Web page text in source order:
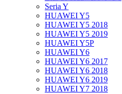
Seria Y
HUAWEI Y5
HUAWEI Y5 2018
HUAWEI Y5 2019
HUAWEI Y5P
HUAWEI Y6
HUAWEI Y6 2017
HUAWEI Y6 2018
HUAWEI Y6 2019
HUAWEI Y7 2018